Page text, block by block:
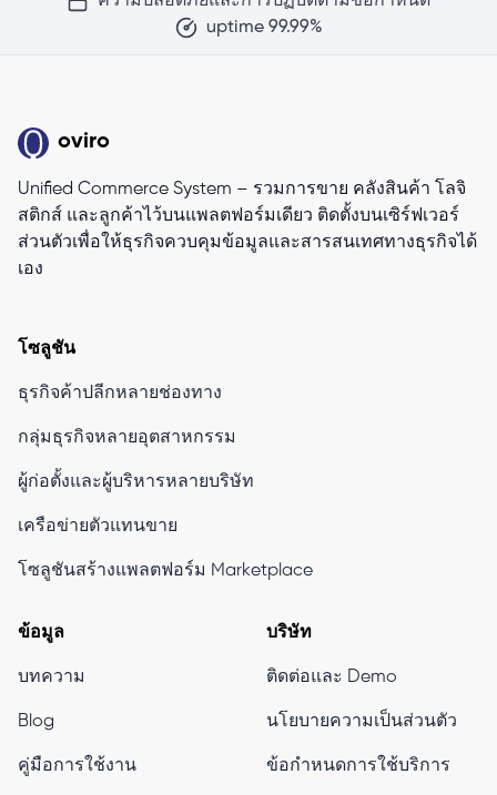
uptime 99.99%
oviro
Unified Commerce System – รวมการขาย คลังสินค้า โลจิ
สติกส์ และลูกค้าไว้บนแพลตฟอร์มเดียว ติดตั้งบนเซิร์ฟเวอร์
ส่วนตัวเพื่อให้ธุรกิจควบคุมข้อมูลและสารสนเทศทางธุรกิจได้
เอง
โซลูชัน
ธุรกิจค้าปลีกหลายช่องทาง
กลุ่มธุรกิจหลายอุตสาหกรรม
ผู้ก่อตั้งและผู้บริหารหลายบริษัท
เครือข่ายตัวแทนขาย
โซลูชันสร้างแพลตฟอร์ม Marketplace
ข้อมูล
บทความ
Blog
คู่มือการใช้งาน
บริษัท
ติดต่อและ Demo
นโยบายความเป็นส่วนตัว
ข้อกำหนดการใช้บริการ